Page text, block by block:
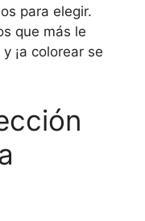
para elegir.
que más le
¡a colorear se